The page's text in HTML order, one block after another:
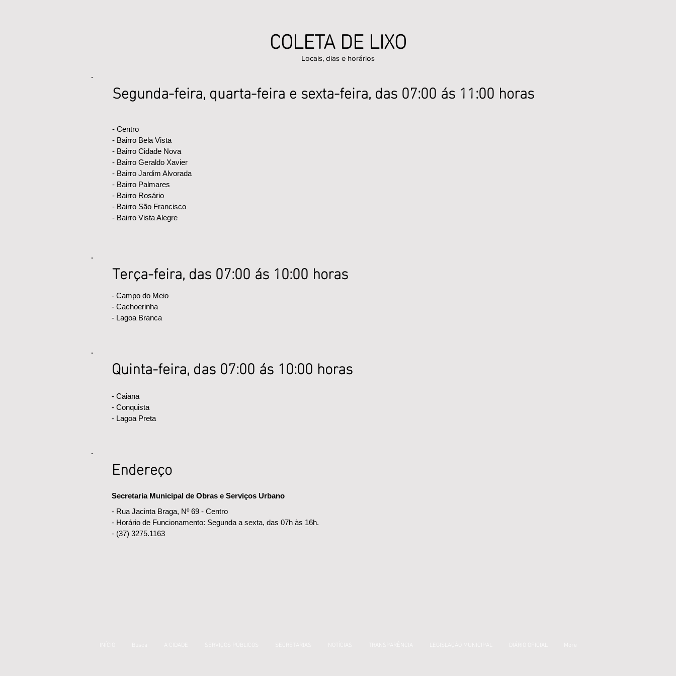
COLETA DE LIXO
Locais, dias e horários
Segunda-feira, quarta-feira e sexta-feira, das 07:00 ás 11:00 horas
- Centro
- Bairro Bela Vista
- Bairro Cidade Nova
- Bairro Geraldo Xavier
- Bairro Jardim Alvorada
- Bairro Palmares
- Bairro Rosário
- Bairro São Francisco
- Bairro Vista Alegre
- Campo do Meio
- Cachoerinha
- Lagoa Branca
Terça-feira, das 07:00 ás 10:00 horas
Quinta-feira, das 07:00 ás 10:00 horas
- Caiana
- Conquista
- Lagoa Preta
Endereço
Secretaria Municipal de Obras e Serviços Urbano
- Rua Jacinta Braga, Nº 69 - Centro
- Horário de Funcionamento: Segunda a sexta, das 07h às 16h.
- (37) 3275.1163
A CIDADE SECRETARIAS NOTÍCIAS TRANSPARÊNCIA LEGISLAÇÃO MUNICIPAL DIÁRIO OFICIAL